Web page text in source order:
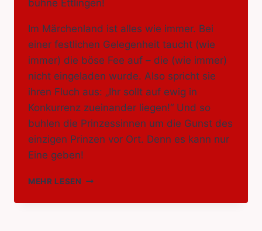
bühne Ettlingen!
Im Märchenland ist alles wie immer. Bei
einer festlichen Gelegenheit taucht (wie
immer) die böse Fee auf – die (wie immer)
nicht eingeladen wurde. Also spricht sie
ihren Fluch aus: „Ihr sollt auf ewig in
Konkurrenz zueinander liegen!“ Und so
buhlen die Prinzessinnen um die Gunst des
einzigen Prinzen vor Ort. Denn es kann nur
Eine geben!
MEHR LESEN PRINZESSINNEN
(K)EIN